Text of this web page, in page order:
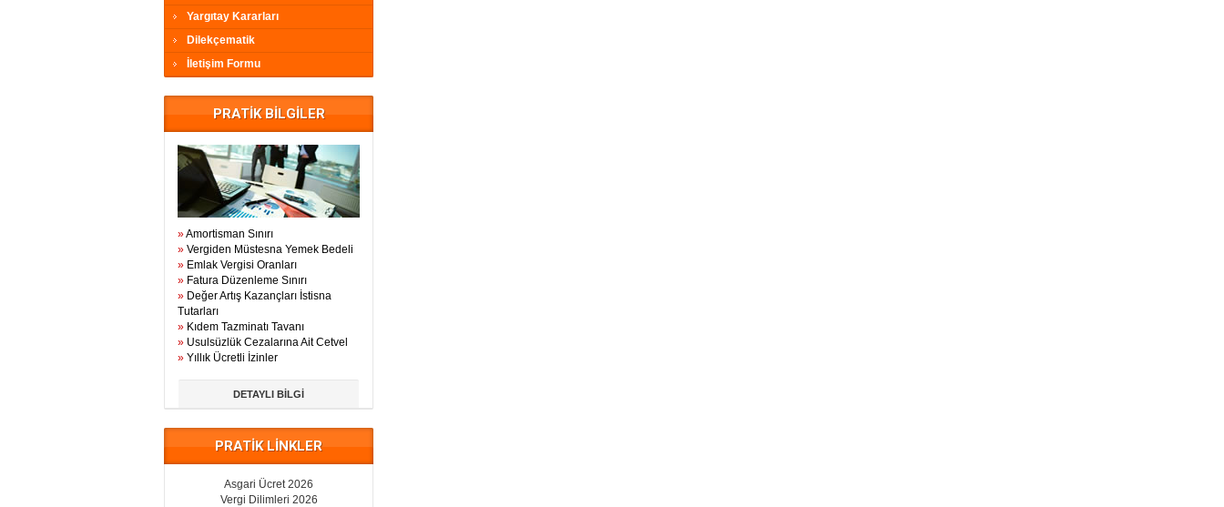
Yargıtay Kararları
Dilekçematik
İletişim Formu
PRATİK BİLGİLER
»Amortisman Sınırı
» Vergiden Müstesna Yemek Bedeli
» Emlak Vergisi Oranları
» Fatura Düzenleme Sınırı
» Değer Artış Kazançları İstisna
Tutarları
» Kıdem Tazminatı Tavanı
» Usulsüzlük Cezalarına Ait Cetvel
» Yıllık Ücretli İzinler
DETAYLI BİLGİ
PRATİK LİNKLER
Asgari Ücret 2026
Vergi Dilimleri 2026